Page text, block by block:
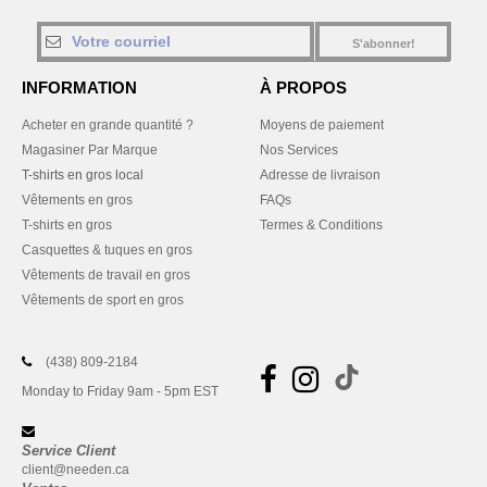
S'abonner!
INFORMATION
Acheter en grande quantité ?
Magasiner Par Marque
T-shirts en gros local
Vêtements en gros
T-shirts en gros
Casquettes & tuques en gros
Vêtements de travail en gros
Vêtements de sport en gros
À PROPOS
Moyens de paiement
Nos Services
Adresse de livraison
FAQs
Termes & Conditions
(438) 809-2184
Monday to Friday 9am - 5pm EST
Service Client
client@needen.ca